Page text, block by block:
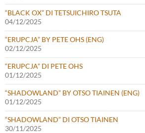
“BLACK OX” DI TETSUICHIRO TSUTA
04/12/2025
“ERUPCJA” BY PETE OHS (ENG)
02/12/2025
“ERUPCJA” DI PETE OHS
01/12/2025
“SHADOWLAND” BY OTSO TIAINEN (ENG)
01/12/2025
“SHADOWLAND” DI OTSO TIAINEN
30/11/2025